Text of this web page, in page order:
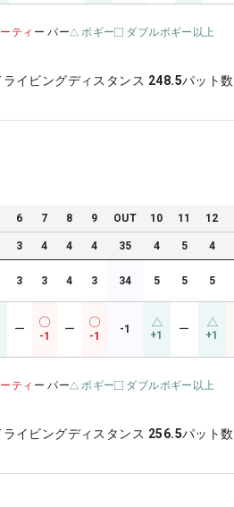
ティ ー パー ボギー ダブルボギー以上
ライビングディスタンス 248.5パット数
6 7 8 9 OUT 10 11 12
3 4 4 4 35 4 5 4
3 3 4 3 34 5 5 5
ー
-1
ー
-1
-1 +1 ー +1
ティ ー パー ボギー ダブルボギー以上
ライビングディスタンス 256.5パット数